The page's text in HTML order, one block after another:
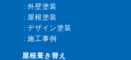
外壁塗装
屋根塗装
デザイン塗装
施工事例
屋根葺き替え